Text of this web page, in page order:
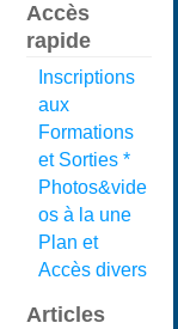
Accès
rapide
Inscriptions
aux
Formations
et Sorties *
Photos&vide
os à la une
Plan et
Accès divers
Articles